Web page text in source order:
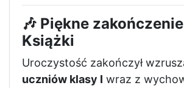
🎶 Piękne
Książki
Uroczystość zakończył
uczniów klasy I wraz z